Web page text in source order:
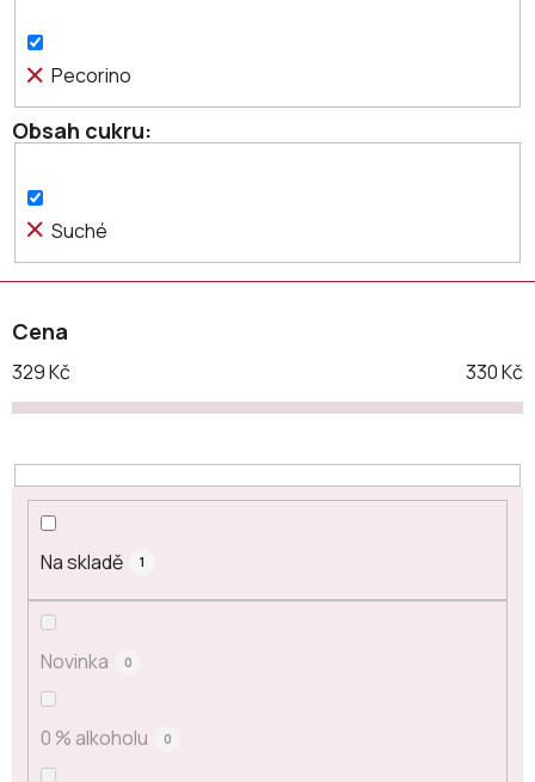
u
t
ů
Pecorino
Obsah cukru
Suché
Cena
329Kč 330Kč
Na skladě 1
Novinka 0
0 % alkoholu 0